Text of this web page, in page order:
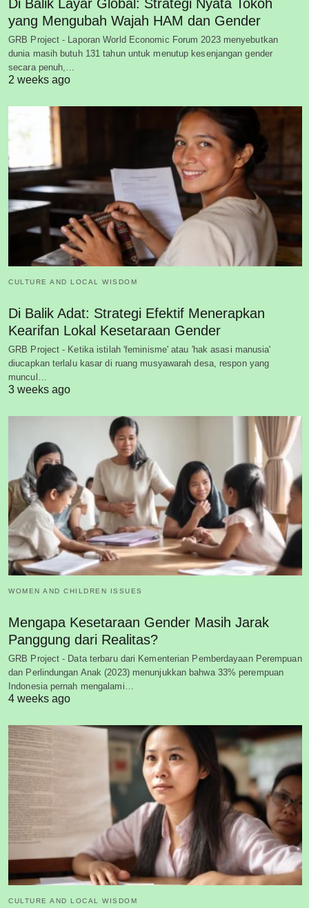
Di Balik Layar Global: Strategi Nyata Tokoh
yang Mengubah Wajah HAM dan Gender
GRB Project - Laporan World Economic Forum 2023 menyebutkan
dunia masih butuh 131 tahun untuk menutup kesenjangan gender
secara penuh,…
2 weeks ago
CULTURE AND LOCAL WISDOM
Di Balik Adat: Strategi Efektif Menerapkan
Kearifan Lokal Kesetaraan Gender
GRB Project - Ketika istilah 'feminisme' atau 'hak asasi manusia'
diucapkan terlalu kasar di ruang musyawarah desa, respon yang
muncul…
3 weeks ago
WOMEN AND CHILDREN ISSUES
Mengapa Kesetaraan Gender Masih Jarak
Panggung dari Realitas?
GRB Project - Data terbaru dari Kementerian Pemberdayaan Perempuan
dan Perlindungan Anak (2023) menunjukkan bahwa 33% perempuan
Indonesia pernah mengalami…
4 weeks ago
CULTURE AND LOCAL WISDOM